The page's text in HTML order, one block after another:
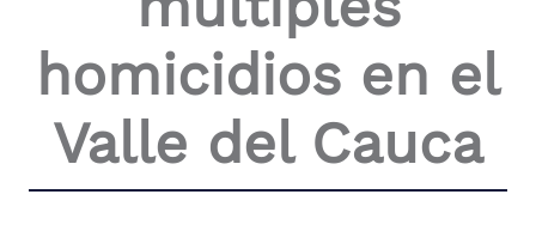
homicidios en el
Valle del Cauca